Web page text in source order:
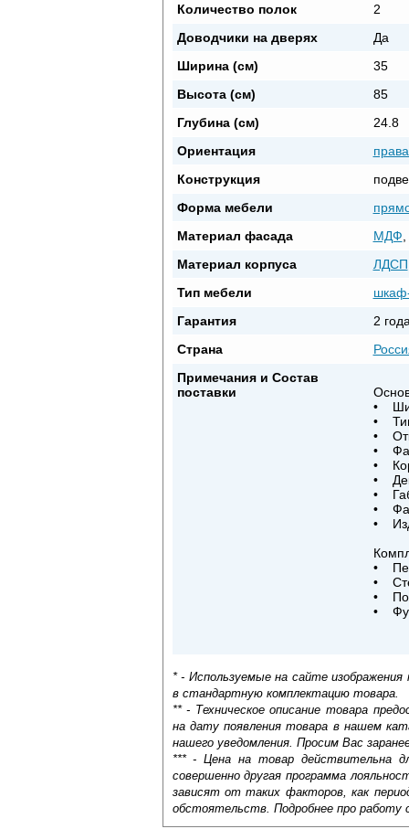
Количество полок
2
Доводчики на дверях
Да
Ширина (см)
35
Высота (см)
85
Глубина (см)
24.8
Ориентация
Конструкция
Форма мебели
Материал фасада
МДФ
Материал корпуса
ЛДСП
Тип мебели
Гарантия
2 года
Страна
Примечания и Состав
поставки
•
•
•
•
•
•
•
•
•
•
•
•
•
* - Используемые на сайте
в стандартную комплектацию товара.
** - Техническое описание товара
на дату появления товара в нашем
нашего уведомления. Просим Вас
*** - Цена на товар действительна
совершенно другая программа
зависят от таких факторов, как
обстоятельств. Подробнее про